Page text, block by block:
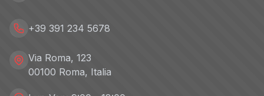
+39 391 234 5678
Via Roma, 123
00100 Roma, Italia